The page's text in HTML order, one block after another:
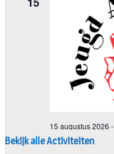
Bekijk alle Activiteiten